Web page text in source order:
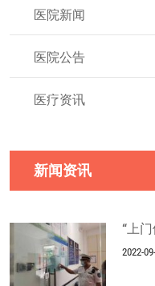
医院新闻
医院公告
医疗资讯
新闻资讯
“上
2022-